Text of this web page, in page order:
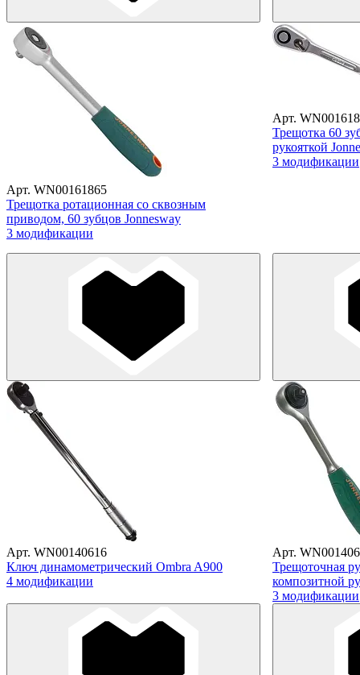
Арт. WN00161865
Трещотка ротационная со сквозным
приводом, 60 зубцов Jonnesway
3 модификации
Арт.
Трещотка 60
рукояткой
3 модификации
Арт. WN00140616
Ключ динамометрический Ombra A900
4 модификации
Арт.
Трещоточная
композитной
3 модификации